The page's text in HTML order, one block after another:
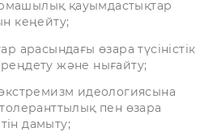
қауымдастықтар
кеңейту;
арасындағы өзара түсіністік
және нығайту;
идеологиясына
пен өзара
дамыту;